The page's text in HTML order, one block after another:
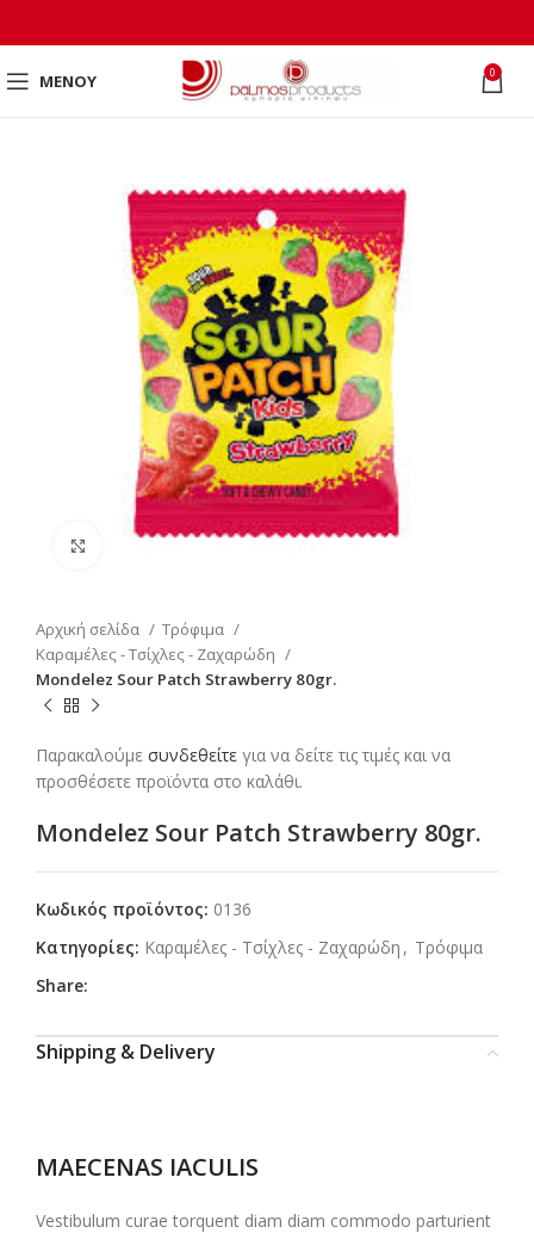
ΜΕΝΟΎ 0
Click to enlarge
Αρχική σελίδα
Τρόφιμα
Καραμέλες - Τσίχλες - Ζαχαρώδη
Mondelez Sour Patch Strawberry 80gr.
Παρακαλούμε συνδεθείτε για να δείτε τις τιμές και να
προσθέσετε προϊόντα στο καλάθι.
Mondelez Sour Patch Strawberry 80gr.
Κωδικός προϊόντος: 0136
Κατηγορίες: Καραμέλες - Τσίχλες - Ζαχαρώδη , Τρόφιμα
Share:
Shipping & Delivery
MAECENAS IACULIS
Vestibulum curae torquent diam diam commodo parturient